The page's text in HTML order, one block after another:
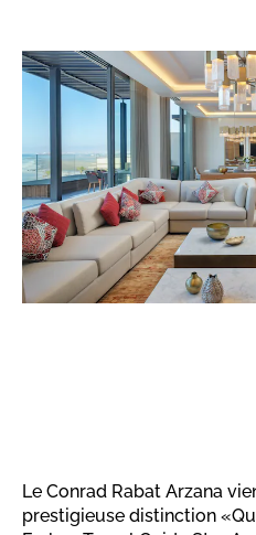
Le Conrad Rabat Arzana
prestigieuse distinction